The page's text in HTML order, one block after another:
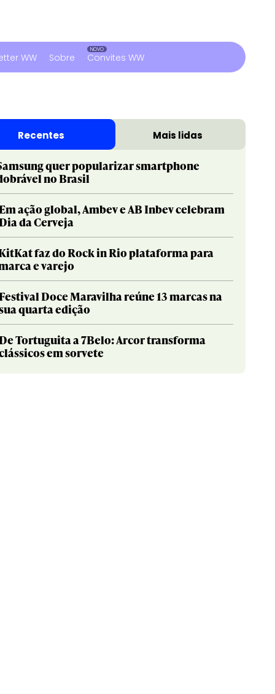
WW Sobre Convites WW
Recentes Mais lidas
quer popularizar smartphone
no Brasil
ação global, Ambev e AB Inbev celebram
da Cerveja
faz do Rock in Rio plataforma para
e varejo
Doce Maravilha reúne 13 marcas na
quarta edição
Tortuguita a 7Belo: Arcor transforma
em sorvete